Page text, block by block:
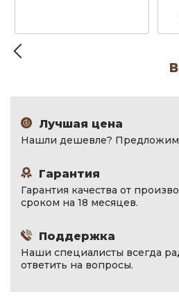
Лучшая цена
Нашли дешевле? Предложим
Гарантия
Гарантия качества от
сроком на 18 месяцев.
Поддержка
Наши специалисты всегда
ответить на вопросы.